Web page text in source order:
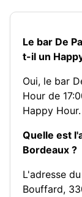
Le bar De
t-il un
Oui, le bar
Hour de
Happy Hour.
Quelle est
Bordeaux ?
L'adresse
Bouffard,